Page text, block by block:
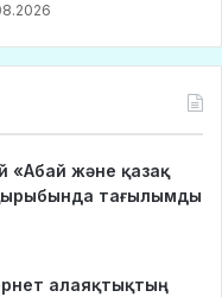
«Абай және қазақ
тағылымды
алаяқтықтың